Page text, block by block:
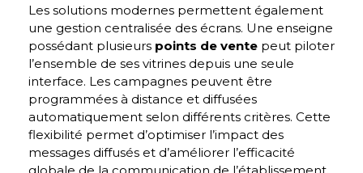
Les solutions modernes permettent également
une gestion centralisée des écrans. Une enseigne
possédant plusieurs points de vente peut piloter
l’ensemble de ses vitrines depuis une seule
interface. Les campagnes peuvent être
programmées à distance et diffusées
automatiquement selon différents critères. Cette
flexibilité permet d’optimiser l’impact des
messages diffusés et d’améliorer l’efficacité
globale de la communication de l’établissement.